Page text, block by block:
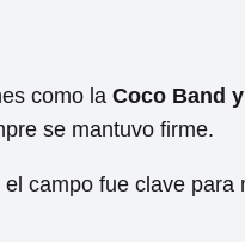
como la Coco Band
se mantuvo firme.
campo fue clave para